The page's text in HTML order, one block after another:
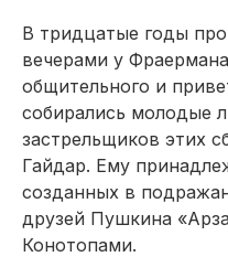
В тридцатые годы
вечерами у
общительного и
собирались молодые
застрельщиков этих
Гайдар. Ему
созданных в
друзей Пушкина
Конотопами.